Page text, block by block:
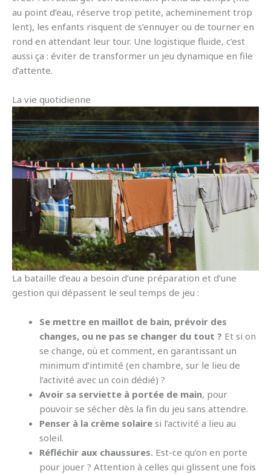
au point d’eau, réserve trop petite, acheminement trop
lent), les enfants risquent de s’ennuyer ou de tourner en
rond en attendant leur tour. Une logistique fluide, c’est
aussi ça : éviter de transformer un jeu dynamique en file
d’attente.
La vie quotidienne
La bataille d’eau a besoin d’une préparation et d’une
gestion qui dépassent le seul temps de jeu :
Se mettre en maillot de bain, prévoir des
changes, ou ne pas se changer du tout ? Et si on
se change, où et comment, en garantissant un
minimum d’intimité (en chambre, sur le lieu de
l’activité avec un coin dédié) ?
Avoir sa serviette à portée de main, pour
pouvoir se sécher dès la fin du jeu sans attendre.
Penser à la crème solaire si l’activité a lieu au
soleil.
Réfléchir aux chaussures. Est-ce qu’on en porte
pour jouer ? Attention à celles qui glissent une fois